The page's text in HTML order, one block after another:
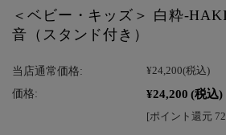
＜ベビー・キッズ＞ 白粋-
音（スタンド付き）
当店通常価格: ¥24,200(税込)
価格: ¥24,200 (税込)
[ポイント還元